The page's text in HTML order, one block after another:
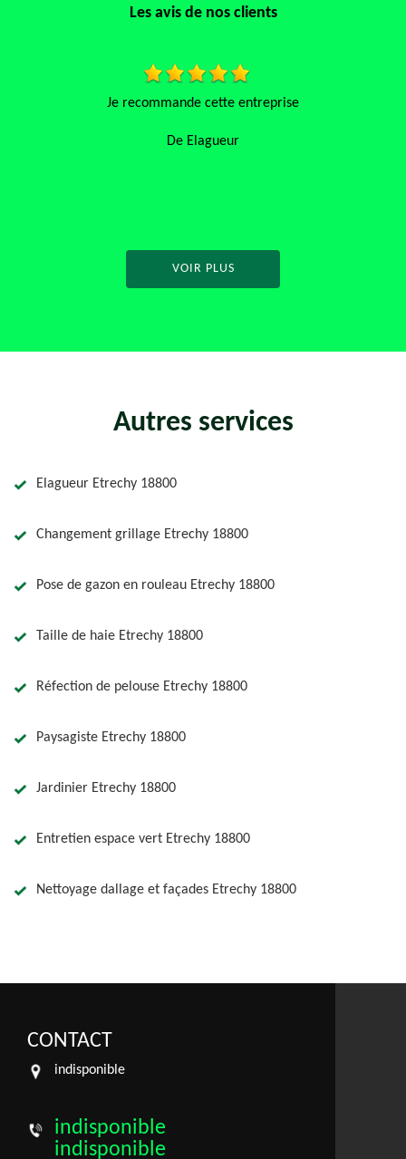
Les avis de nos clients
Travail rapide soigné concientieux et sans
VOIR PLUS
Autres services
Elagueur Etrechy 18800
Changement grillage Etrechy 18800
Pose de gazon en rouleau Etrechy 18800
Taille de haie Etrechy 18800
Réfection de pelouse Etrechy 18800
Paysagiste Etrechy 18800
Jardinier Etrechy 18800
Entretien espace vert Etrechy 18800
Nettoyage dallage et façades Etrechy 18800
CONTACT
indisponible
indisponible
indisponible